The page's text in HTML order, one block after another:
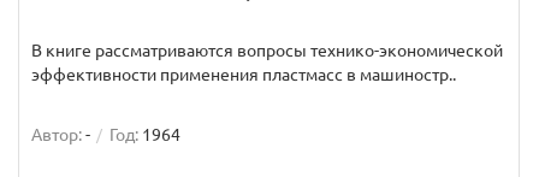
В книге рассматриваются вопросы технико-экономической
эффективности применения пластмасс в машиностр..
Автор:- Год: 1964